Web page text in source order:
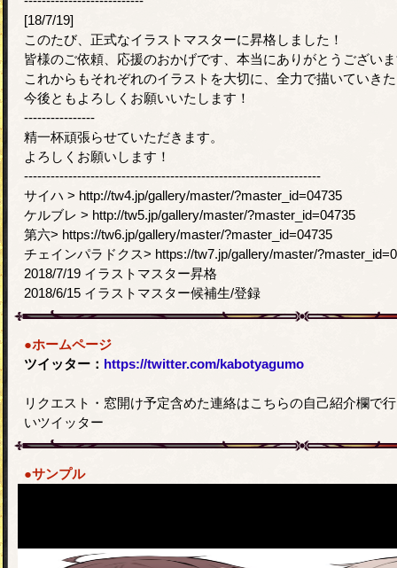
[18/7/19]
このたび、正式なイラストマスターに昇格しました！
皆様のご依頼、応援のおかげです、本当にありがとうござい
これからもそれぞれのイラストを大切に、全力で描いていき
今後ともよろしくお願いいたします！
----------------
精一杯頑張らせていただきます。
よろしくお願いします！
-------------------------------------------------------------------
サイハ > http://tw4.jp/gallery/master/?master_id=04735
ケルブレ > http://tw5.jp/gallery/master/?master_id=04735
第六> https://tw6.jp/gallery/master/?master_id=04735
チェインパラドクス> https://tw7.jp/gallery/master/
2018/7/19 イラストマスター昇格
2018/6/15 イラストマスター候補生/登録
●ホームページ
ツイッター： https://twitter.com/kabotyagumo
リクエスト・窓開け予定含めた連絡はこちらの自己紹介欄で
いツイッター
●サンプル